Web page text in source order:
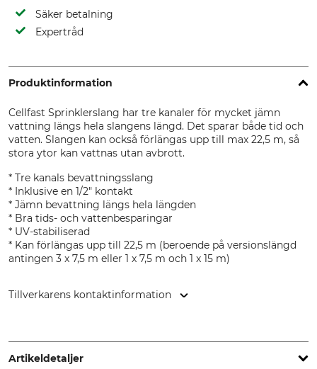
Säker betalning
Expertråd
Produktinformation
Cellfast Sprinklerslang har tre kanaler för mycket jämn
vattning längs hela slangens längd. Det sparar både tid och
vatten. Slangen kan också förlängas upp till max 22,5 m, så
stora ytor kan vattnas utan avbrott.
* Tre kanals bevattningsslang
* Inklusive en 1/2" kontakt
* Jämn bevattning längs hela längden
* Bra tids- och vattenbesparingar
* UV-stabiliserad
* Kan förlängas upp till 22,5 m (beroende på versionslängd
antingen 3 x 7,5 m eller 1 x 7,5 m och 1 x 15 m)
Tillverkarens kontaktinformation
Poland, www.cellfast.de
Artikeldetaljer